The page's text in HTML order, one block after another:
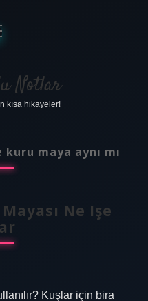
Notlar
kısa hikayeler!
kuru maya aynı mı
Ne Işe
Kuşlar için bira